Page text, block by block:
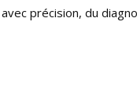
précision, du